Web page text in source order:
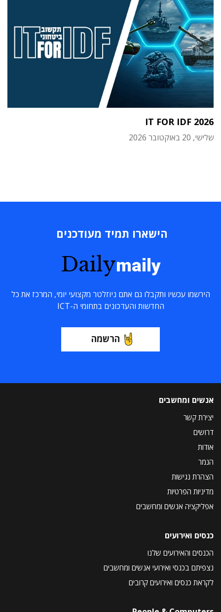
IT FOR IDF 2026
שלישי, 20 באוקטובר 2026
הישארו תמיד מעודכנים
Dailymaily
הירשמו עכשיו ותקבלו גם אתם ניוזלטר מקצועי יומי, המרכז את כל
החדשות והעדכונים בתחומי ה-ICT
הרשמה
אנשים ומחשבים
יצירת קשר
דרושים
אודות
הנמר
הצהרת נגישות
מדיניות הפרטיות
אפליקציה אנשים ומחשבים
כנסים ואירועים
הכנסים והאירועים שלנו
נצפיתם בכנסי ואירועי אנשים ומחשבים
לקראת כנסים ואירועים קרובים